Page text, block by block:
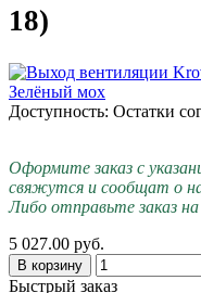
18)
Доступность: Остатки
Оформите заказ с
свяжутся и сообщат о
Либо отправьте заказ
5 027.00 руб.
В корзину
Быстрый заказ